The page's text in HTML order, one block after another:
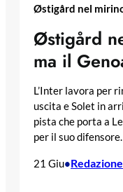
Østigård nel
Østigård
ma il
L’Inter lavora per
uscita e Solet in
pista che porta a
per il suo difensore.
21 Giu•Redazione